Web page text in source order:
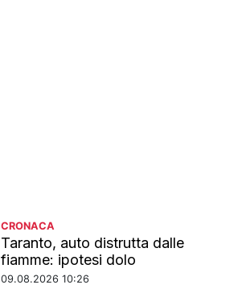
CRONACA
Taranto, auto distrutta dalle
fiamme: ipotesi dolo
09.08.2026 10:26